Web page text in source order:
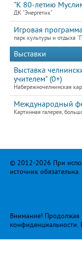
"К 80-летию
ДК "Энергетик"
Игровая
парк культуры и отдыха
Выставки
Выставка
учителем" (0+)
Набережночелнинская
Международный
Картинная галерея,
© 2012-2026 При
источник обязательна.
Внимание! Продолжая
конфиденциальности.